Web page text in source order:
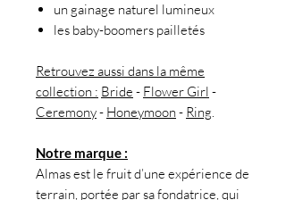
un gainage naturel lumineux
les baby-boomers pailletés
Retrouvez aussi dans la même
collection : Bride - Flower Girl -
Ceremony- Honeymoon - Ring.
Notre marque :
Almas est le fruit d’une expérience de
terrain, portée par sa fondatrice, qui